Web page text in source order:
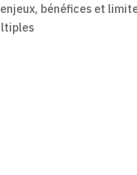
bénéfices et